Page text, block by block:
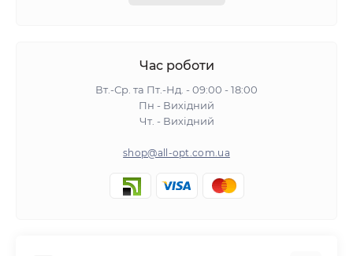
Час роботи
Вт.-Ср. та Пт.-Нд. - 09:00 - 18:00
Пн - Вихідний
Чт. - Вихідний
shop@all-opt.com.ua